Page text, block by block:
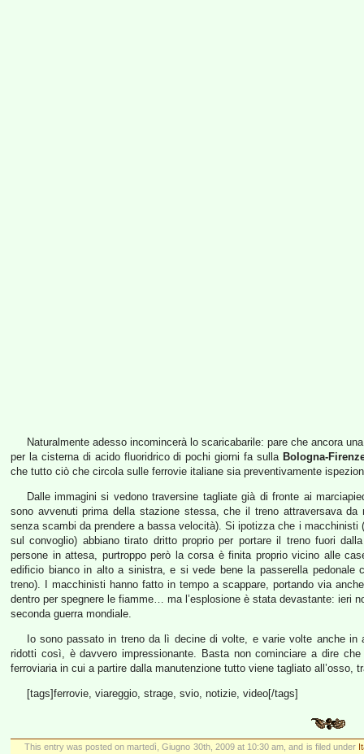
Naturalmente adesso incomincerà lo scaricabarile: pare che ancora
per la cisterna di acido fluoridrico di pochi giorni fa sulla Bologna-
che tutto ciò che circola sulle ferrovie italiane sia preventivamente
Dalle immagini si vedono traversine tagliate già di fronte ai
sono avvenuti prima della stazione stessa, che il treno attraversava
senza scambi da prendere a bassa velocità). Si ipotizza che i
sul convoglio) abbiano tirato dritto proprio per portare il treno fuori
persone in attesa, purtroppo però la corsa è finita proprio vicino alle
edificio bianco in alto a sinistra, e si vede bene la passerella
treno). I macchinisti hanno fatto in tempo a scappare, portando via
dentro per spegnere le fiamme… ma l’esplosione è stata devastante: ieri
seconda guerra mondiale.
Io sono passato in treno da lì decine di volte, e varie volte anche
ridotti così, è davvero impressionante. Basta non cominciare a dire
ferroviaria in cui a partire dalla manutenzione tutto viene tagliato all’osso,
[tags]ferrovie, viareggio, strage, svio, notizie, video[/tags]
This entry was posted on martedì, Giugno 30th, 2009 at 10:30 am, and is filed under